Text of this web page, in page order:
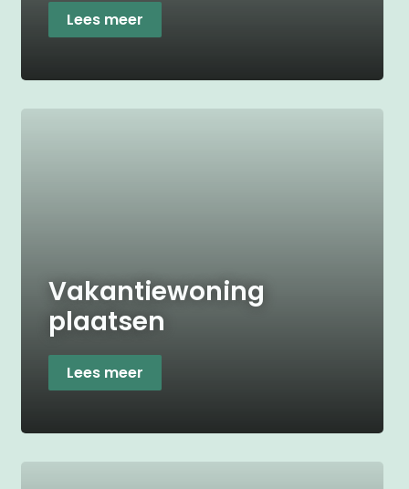
Lees meer
Vakantiewoning
plaatsen
Lees meer